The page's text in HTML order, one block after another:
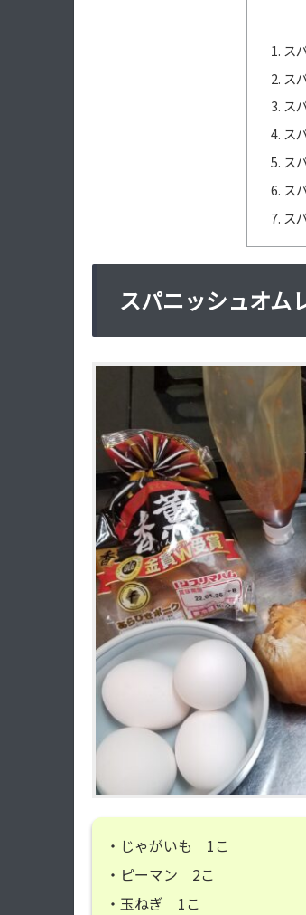
ス
ス
ス
ス
ス
ス
ス
スパニッシュオム
・じゃがいも 1こ
・ピーマン 2こ
・玉ねぎ 1こ